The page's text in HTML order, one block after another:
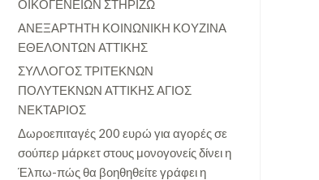
ΟΙΚΟΓΕΝΕΙΩΝ ΣΤΗΡΙΖΩ
ΑΝΕΞΑΡΤΗΤΗ ΚΟΙΝΩΝΙΚΗ ΚΟΥΖΙΝΑ
ΕΘΕΛΟΝΤΩΝ ΑΤΤΙΚΗΣ
ΣΥΛΛΟΓΟΣ ΤΡΙΤΕΚΝΩΝ
ΠΟΛΥΤΕΚΝΩΝ ΑΤΤΙΚΗΣ ΑΓΙΟΣ
ΝΕΚΤΑΡΙΟΣ
Δωροεπιταγές 200 ευρώ για αγορές σε
σούπερ μάρκετ στους μονογονείς δίνει η
Έλπω-πώς θα βοηθηθείτε γράφει η